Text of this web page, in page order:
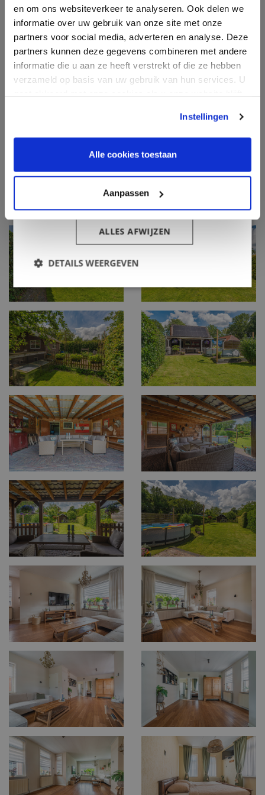
en om ons websiteverkeer te analyseren. Ook delen we
informatie over uw gebruik van onze site met onze
partners voor social media, adverteren en analyse. Deze
partners kunnen deze gegevens combineren met andere
informatie die u aan ze heeft verstrekt of die ze hebben
verzameld op basis van uw gebruik van hun services. U
Instellingen
Alle cookies toestaan
Aanpassen
Financiering
Nieuws & blog
Over ons
Contact
Informatie
Oosterveld Makelaardij
9591 AK Onstwedde
info@oosterveld-makelaardij.nl
0599 - 65 06 54
Routebeschrijving
kunnen combineren met andere informatie die
u aan hen heeft verstrekt of die zij hebben
verzameld door uw gebruik van hun diensten.
Privacybeleid
Strikt
noodzakelijk
Prestatie Targeting
ALLES ACCEPTEREN
ALLES AFWIJZEN
DETAILS WEERGEVEN